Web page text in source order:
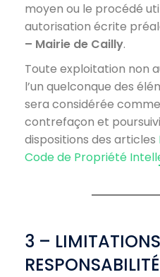
moyen ou le procédé
autorisation écrite
– Mairie de Cailly.
Toute exploitation non
l’un quelconque des
sera considérée
contrefaçon et
dispositions des articles
Code de Propriété
3 –